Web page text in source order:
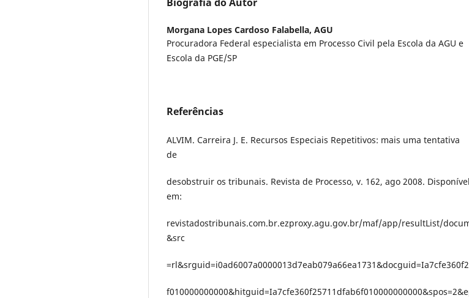
Morgana Lopes Cardoso Falabella, AGU
Procuradora Federal especialista em Processo Civil pela Escola da AGU e
Escola da PGE/SP
Referências
ALVIM. Carreira J. E. Recursos Especiais Repetitivos: mais uma tentativa
de
desobstruir os tribunais. Revista de Processo, v. 162, ago 2008. Disponível
em:
revistadostribunais.com.br.ezproxy.agu.gov.br/maf/app/resultList/
&src